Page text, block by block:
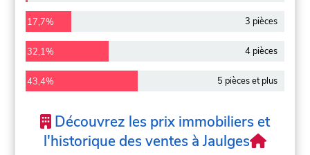
17,7% 3 pièces
32,1% 4 pièces
43,4% 5 pièces et plus
Découvrez les prix immobiliers et
l'historique des ventes à Jaulges